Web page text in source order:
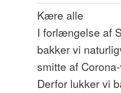
Kære alle
I forlængelse af
bakker vi
smitte af
Derfor lukker vi